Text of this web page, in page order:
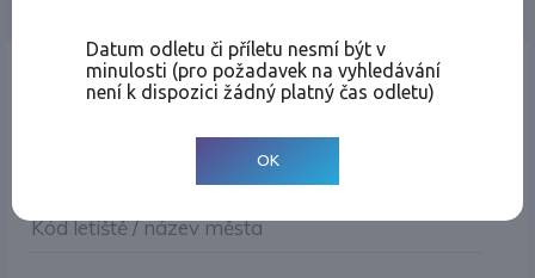
Místo odletu
Kód letiště / název města
Datum odletu či příletu nesmí být v
minulosti (pro požadavek na vyhledávání
není k dispozici žádný platný čas odletu)
OK